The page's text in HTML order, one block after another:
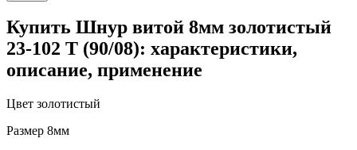
Купить Шнур витой 8мм золотистый
23-102 T (90/08): характеристики,
описание, применение
Цвет золотистый
Размер 8мм